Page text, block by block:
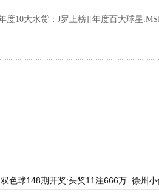
双色球148期开奖:头奖11注666万 徐州